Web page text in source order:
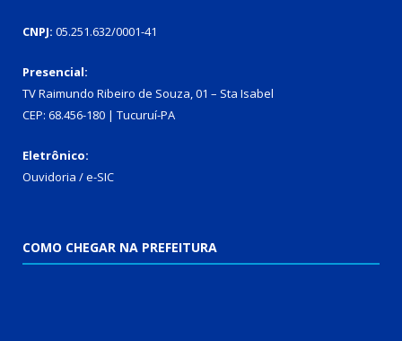
CNPJ: 05.251.632/0001-41
Presencial:
TV Raimundo Ribeiro de Souza, 01 – Sta Isabel
CEP: 68.456-180 | Tucuruí-PA
Eletrônico:
Ouvidoria /e-SIC
COMO CHEGAR NA PREFEITURA